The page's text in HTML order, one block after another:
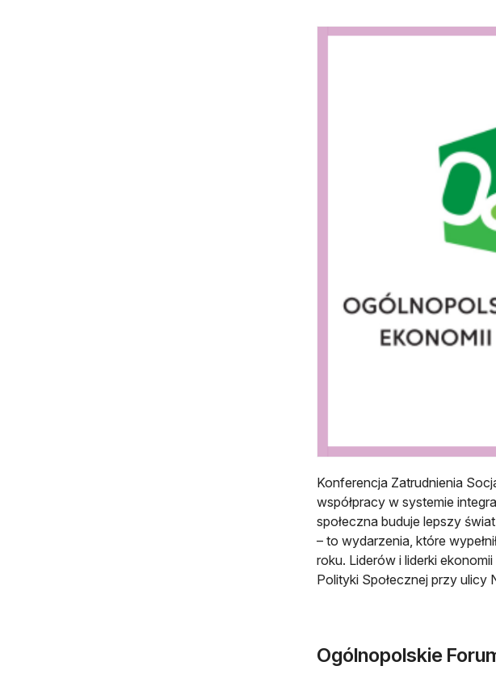
Konferencja Zatrudnienia
współpracy w systemie
społeczna buduje lepszy
– to wydarzenia, które
roku. Liderów i liderki
Polityki Społecznej przy ulicy
Ogólnopolskie